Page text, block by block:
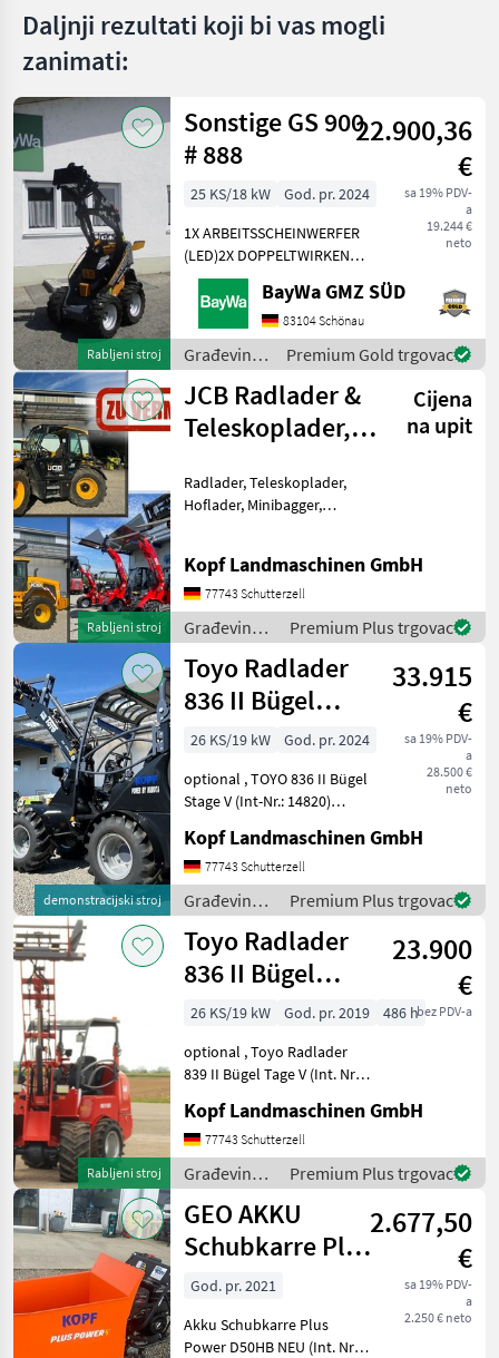
Daljnji rezultati koji bi vas mogli
zanimati:
Rabljeni stroj
Sonstige GS 900
# 888
22.900,36
€
sa 19% PDV-
a
19.244 €
neto
25 KS/18 kW
God. pr. 2024
1X ARBEITSSCHEINWERFER
(LED)2X DOPPELTWIRKEND
MECHANISCHGEGENGEWICHT
UNTER DER TRITTGIANT
WERKZEUGAUFNAHMEMotor-
Moderner Kubota
Dreizylinderdieselmotor,
Typ
BayWa GMZ SÜD
83104 Schönau
Građevinski
strojevi /
Sonstige
Premium Gold trgovac
Rabljeni stroj
JCB Radlader &
Teleskoplader,
Min
Cijena
na upit
Radlader, Teleskoplader,
Hoflader, Minibagger,
Verschiedene Maschinen zu
vermieten - Minibagger -
Hoflader (Toyo) - JCB Te
Kopf Landmaschinen GmbH
77743 Schutterzell
Građevinski
strojevi /
JCB
Premium Plus trgovac
demonstracijski stroj
Toyo Radlader
836 II Bügel
Black, 4.
Steuerkreis
33.915
€
sa 19% PDV-
a
28.500 €
neto
26 KS/19 kW
God. pr. 2024
optional , TOYO 836 II Bügel
Stage V (Int-Nr.: 14820)
Steuerkreis, STVZO-
GutachtenStandard
Schaufel 110 cm und
Palettengabel
Neumaschine 2024 3, 1
Kopf Landmaschinen GmbH
77743 Schutterzell
Građevinski
strojevi /
Toyo
Premium Plus trgovac
Rabljeni stroj
Toyo Radlader
836 II Bügel
Stage V 310
Hubmast
23.900
€
bez PDV-a
26 KS/19 kW God. pr. 2019
486 h
optional , Toyo Radlader
839 II Bügel Tage V (Int. Nr.
Stage V Baujahr 2019 486
Betriebsstunden 3, 10 m
Hubhöhe / Hubmast
Allradantrieb übe
Kopf Landmaschinen GmbH
77743 Schutterzell
Građevinski
strojevi /
Toyo
Premium Plus trgovac
GEO AKKU
Schubkarre Plus
Power D50HB
NEU
2.677,50
€
sa 19% PDV-
a
2.250 € neto
God. pr. 2021
Akku Schubkarre Plus
Power D50HB NEU (Int. Nr.